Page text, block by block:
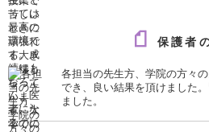
保護者
各担当の先生方、学院の方々
でき、良い結果を頂けました
ました。